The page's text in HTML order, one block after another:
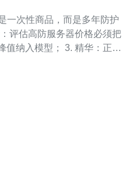
一次性商品，而是多年防护
； 3. 精华：正确
实战作者，我以数据与案